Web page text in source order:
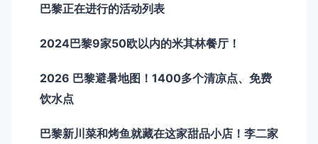
巴黎正在进行的活动列表
2024巴黎9家50欧以内的米其林餐厅！
2026 巴黎避暑地图！1400多个清凉点、免费
饮水点
巴黎新川菜和烤鱼就藏在这家甜品小店！李二家